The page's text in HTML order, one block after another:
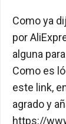
Como ya
por
alguna
Como es
este link,
agrado y
https://